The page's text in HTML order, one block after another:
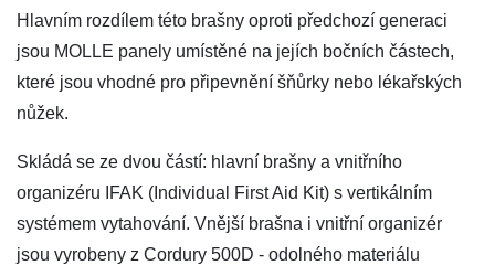
Hlavním rozdílem této brašny oproti předchozí generaci
jsou MOLLE panely umístěné na jejích bočních částech,
které jsou vhodné pro připevnění šňůrky nebo lékařských
nůžek.
Skládá se ze dvou částí: hlavní brašny a vnitřního
organizéru IFAK (Individual First Aid Kit) s vertikálním
systémem vytahování. Vnější brašna i vnitřní organizér
jsou vyrobeny z Cordury 500D - odolného materiálu